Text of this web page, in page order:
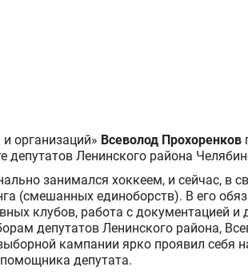
организаций» Всеволод Прохоренков
депутатов Ленинского района
занимался хоккеем, и сейчас, в
(смешанных единоборств). В его
клубов, работа с документацией и
депутатов Ленинского района,
кампании ярко проявил себя
депутата.